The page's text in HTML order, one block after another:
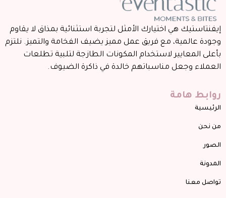
إيفنتاستيك هي اختيارك الأمثل لتجربة استثنائية بمذاق لا يقاوم
وجودة عالمية، مع فريق عمل مميز يضيف الفخامة والتميز. نلتزم
بأعلى المعايير لاستخدام المكونات الطازجة لتلبية تطلعات
العملاء وجعل مناسباتهم خالدة في ذاكرة الضيوف.
روابط هامة
الرئيسية
من نحن
الصور
المدونة
تواصل معنا